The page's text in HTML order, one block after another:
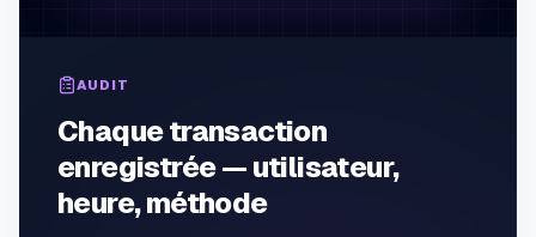
AUDIT
Chaque transaction
enregistrée — utilisateur,
heure, méthode